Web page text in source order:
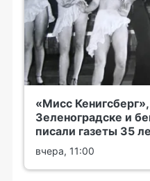
«Мисс
Зеленоградске и
писали газеты 35
вчера, 11:00